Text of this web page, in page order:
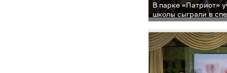
В парке «Патриот»
школы сыграли в